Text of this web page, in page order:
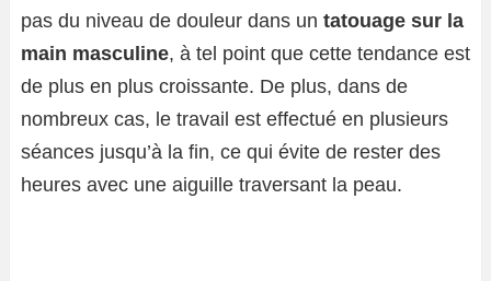
pas du niveau de douleur dans un tatouage sur la
main masculine, à tel point que cette tendance est
de plus en plus croissante. De plus, dans de
nombreux cas, le travail est effectué en plusieurs
séances jusqu’à la fin, ce qui évite de rester des
heures avec une aiguille traversant la peau.